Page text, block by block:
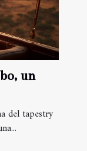
un
del tapestry